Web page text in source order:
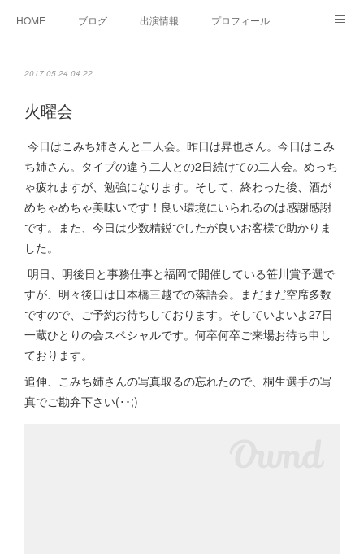
HOME ブログ 出演情報 プロフィール
2017.05.24 04:22
火曜会
今日はこみち姉さんと二人会。昨日は昇也さん。今日はこみ
ち姉さん。タイプの違う二人との2日続けての二人会。めっち
ゃ疲れますが、勉強になります。そして、終わった後、酒が
めちゃめちゃ美味いです！良い環境にいられるのは感謝感謝
です。また、今日は少数精鋭でしたが良いお客様で助かりま
した。
明日、明後日と事務仕事と福岡で開催している笹川賞予選で
すが、明々後日は日本橋三越での落語会。まだまだ空席多数
ですので、ご予約お待ちしております。そしていよいよ27日
一蔵ひとりの会スペシャルです。何卒何卒ご来場お待ち申し
ております。
追伸、こみち姉さんの写真取るの忘れたので、桐生選手の写
真でご勘弁下さい(･･;)